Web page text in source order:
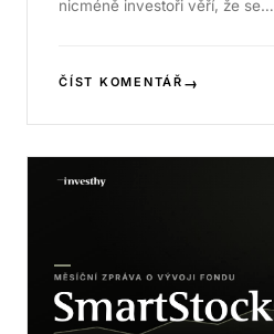
nicméně investoři věří, že se…
ČÍST KOMENTÁŘ →